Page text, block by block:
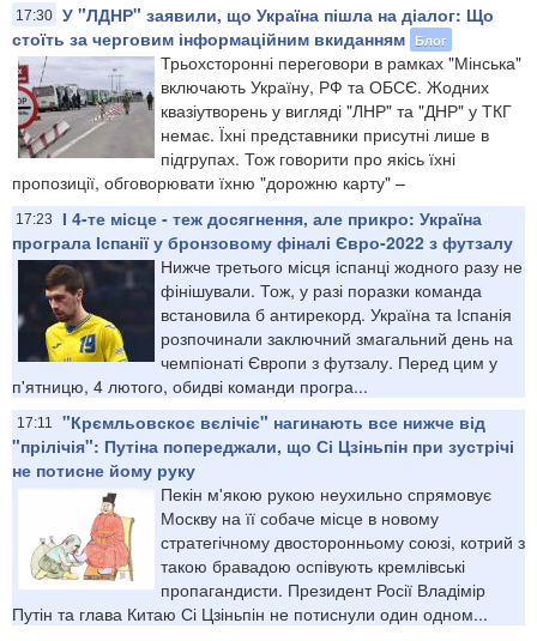
17:30 У "ЛДНР" заявили, що Україна пішла на діалог: Що
стоїть за черговим інформаційним вкиданням Блог
Трьохсторонні переговори в рамках "Мінська"
включають Україну, РФ та ОБСЄ. Жодних
квазіутворень у вигляді "ЛНР" та "ДНР" у ТКГ
немає. Їхні представники присутні лише в
підгрупах. Тож говорити про якісь їхні
пропозиції, обговорювати їхню "дорожню карту" –
17:23
І 4-те місце - теж досягнення, але прикро: Україна
програла Іспанії у бронзовому фіналі Євро-2022 з футзалу
Нижче третього місця іспанці жодного разу не
фінішували. Тож, у разі поразки команда
встановила б антирекорд. Україна та Іспанія
розпочинали заключний змагальний день на
чемпіонаті Європи з футзалу. Перед цим у
п'ятницю, 4 лютого, обидві команди програ...
17:11
"Крємльовскоє вєлічіє" нагинають все нижче від
"прілічія": Путіна попереджали, що Сі Цзіньпін при зустрічі
не потисне йому руку
Пекін м'якою рукою неухильно спрямовує
Москву на її собаче місце в новому
стратегічному двосторонньому союзі, котрий з
такою бравадою оспівують кремлівські
пропагандисти. Президент Росії Владімір
Путін та глава Китаю Сі Цзіньпін не потиснули один одном...